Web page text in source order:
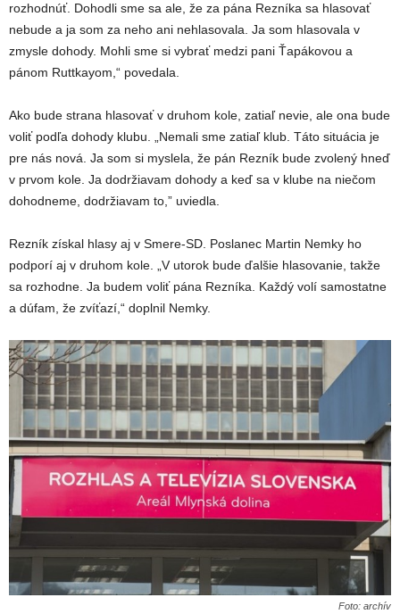
rozhodnúť. Dohodli sme sa ale, že za pána Rezníka sa hlasovať
nebude a ja som za neho ani nehlasovala. Ja som hlasovala v
zmysle dohody. Mohli sme si vybrať medzi pani Ťapákovou a
pánom Ruttkayom,“ povedala.
Ako bude strana hlasovať v druhom kole, zatiaľ nevie, ale ona bude
voliť podľa dohody klubu. „Nemali sme zatiaľ klub. Táto situácia je
pre nás nová. Ja som si myslela, že pán Rezník bude zvolený hneď
v prvom kole. Ja dodržiavam dohody a keď sa v klube na niečom
dohodneme, dodržiavam to,” uviedla.
Rezník získal hlasy aj v Smere-SD. Poslanec Martin Nemky ho
podporí aj v druhom kole. „V utorok bude ďalšie hlasovanie, takže
sa rozhodne. Ja budem voliť pána Rezníka. Každý volí samostatne
a dúfam, že zvíťazí,“ doplnil Nemky.
Foto: archív